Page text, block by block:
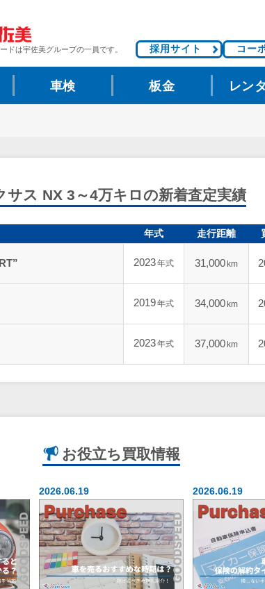
ドは宇佐美グループの一員です。 採用サイト コー
車検 板金 レン
サス NX 3～4万キロの新着査定実績
年式 走行距離
2023年式 31,000 km
2019年式 34,000 km
2023年式 37,000 km
お役立ち 買取情報
2026.06.19 2026.06.19